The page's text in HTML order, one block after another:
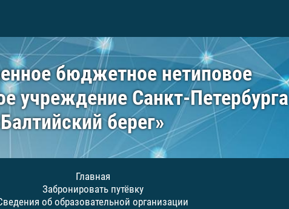
бюджетное нетиповое
учреждение Санкт-Петербурга
берег»
Главная
Забронировать путёвку
об образовательной организации